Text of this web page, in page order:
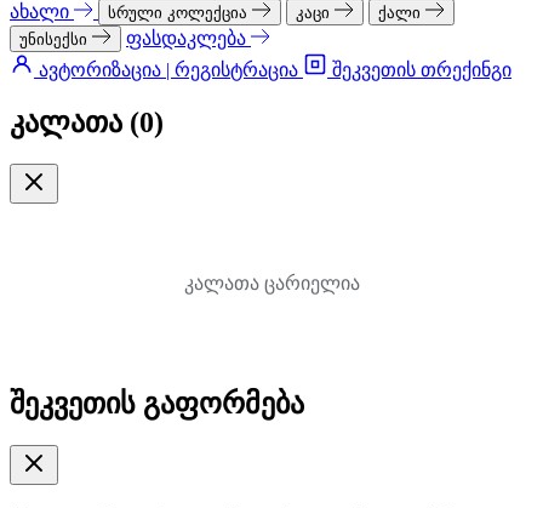
ახალი სრული კოლექცია კაცი
ქალი
უნისექსი
ფასდაკლება
ავტორიზაცია | რეგისტრაცია
შეკვეთის თრექინგი
კალათა (0)
კალათა ცარიელია
შეკვეთის გაფორმება